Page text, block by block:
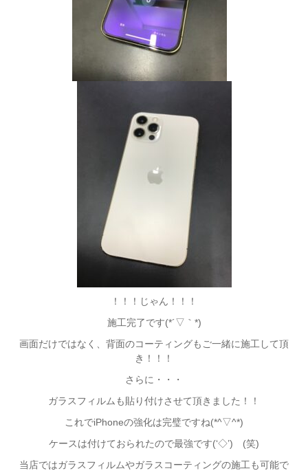
！！！じゃん！！！
施工完了です(*´▽｀*)
画面だけではなく、背面のコーティングもご一緒に施工して頂
き！！！
さらに・・・
ガラスフィルムも貼り付けさせて頂きました！！
これでiPhoneの強化は完璧ですね(*^▽^*)
ケースは付けておられたので最強です(‘◇’)ゞ(笑)
当店ではガラスフィルムやガラスコーティングの施工も可能で